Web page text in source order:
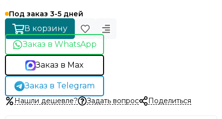
Под заказ 3-5 дней
В корзину
Заказ в WhatsApp
Заказ в Max
Заказ в Telegram
Нашли дешевле? Задать вопрос Поделиться